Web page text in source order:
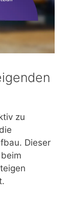
zu
Dieser